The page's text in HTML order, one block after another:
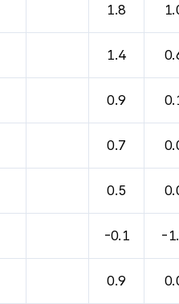
1.8
1.4
0.9
0.7
0.5
-0.1 -
0.9